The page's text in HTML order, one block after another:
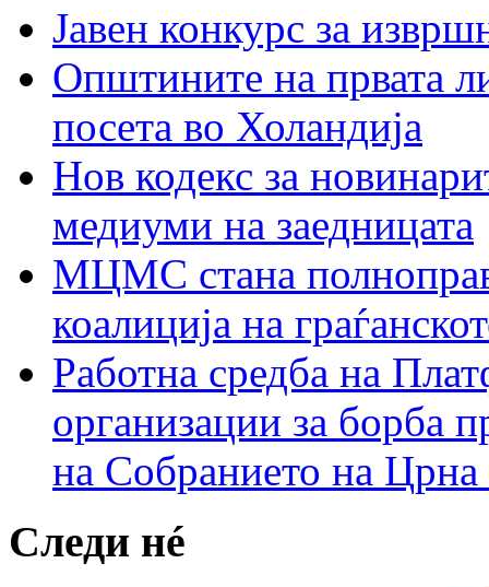
Јавен конкурс за
Општините на првата
посета во Холандија
Нов кодекс за
медиуми на заедницата
МЦМС стана
коалиција на
Работна средба на
организации за борба
на Собранието на Црна
Следи нé